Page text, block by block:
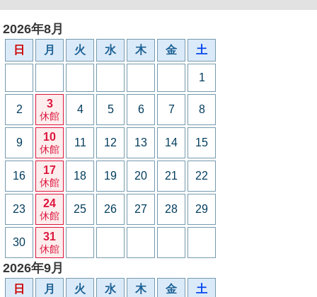
2026年8月
日 月 火 水 木 金 土
1
2 3
休館
4 5 6 7 8
9 10
休館
11 12 13 14 15
16 17
休館
18 19 20 21 22
23 24
休館
25 26 27 28 29
30 31
休館
2026年9月
日 月 火 水 木 金 土